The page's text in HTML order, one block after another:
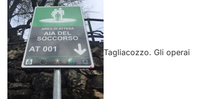
Tagliacozzo. Gli operai